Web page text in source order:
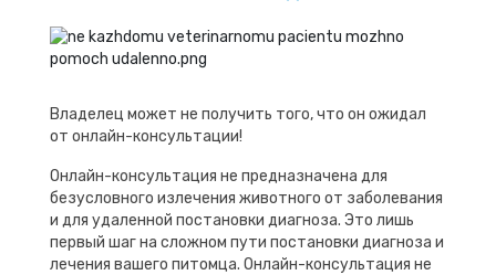
Владелец может не получить того, что он ожидал
от онлайн-консультации!
Онлайн-консультация не предназначена для
безусловного излечения животного от заболевания
и для удаленной постановки диагноза. Это лишь
первый шаг на сложном пути постановки диагноза и
лечения вашего питомца. Онлайн-консультация не